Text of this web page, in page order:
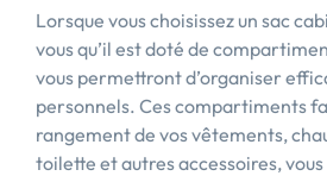
Lorsque vous choisissez un sac
vous qu’il est doté de
vous permettront d’organiser
personnels. Ces compartiments
rangement de vos vêtements,
toilette et autres accessoires,